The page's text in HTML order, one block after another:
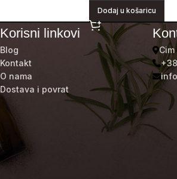
Dodaj u košaricu
Korisni linkovi
Blog
Kontakt
O nama
Dostava i povrat